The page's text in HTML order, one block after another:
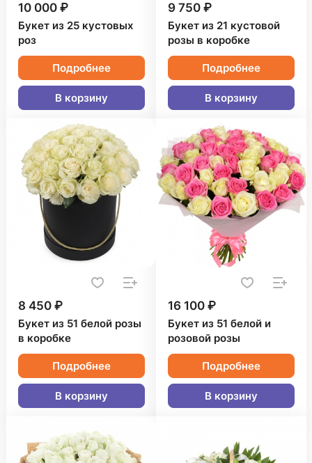
10 000 ₽
Букет из 25 кустовых
роз
Подробнее
В корзину
9 750 ₽
Букет из 21 кустовой
розы в коробке
Подробнее
В корзину
8 450 ₽
Букет из 51 белой розы
в коробке
Подробнее
В корзину
16 100 ₽
Букет из 51 белой и
розовой розы
Подробнее
В корзину